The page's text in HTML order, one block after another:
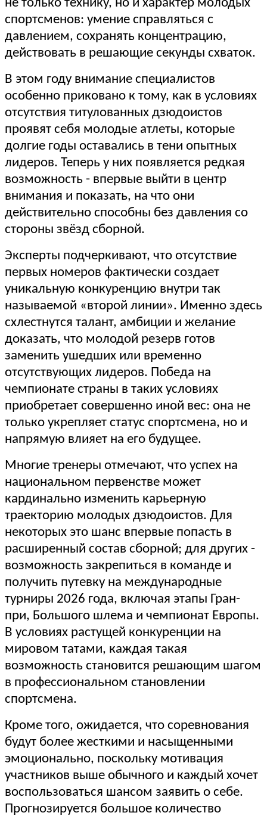
не только технику, но и характер молодых
спортсменов: умение справляться с
давлением, сохранять концентрацию,
действовать в решающие секунды схваток.
В этом году внимание специалистов
особенно приковано к тому, как в условиях
отсутствия титулованных дзюдоистов
проявят себя молодые атлеты, которые
долгие годы оставались в тени опытных
лидеров. Теперь у них появляется редкая
возможность - впервые выйти в центр
внимания и показать, на что они
действительно способны без давления со
стороны звёзд сборной.
Эксперты подчеркивают, что отсутствие
первых номеров фактически создает
уникальную конкуренцию внутри так
называемой «второй линии». Именно здесь
схлестнутся талант, амбиции и желание
доказать, что молодой резерв готов
заменить ушедших или временно
отсутствующих лидеров. Победа на
чемпионате страны в таких условиях
приобретает совершенно иной вес: она не
только укрепляет статус спортсмена, но и
напрямую влияет на его будущее.
Многие тренеры отмечают, что успех на
национальном первенстве может
кардинально изменить карьерную
траекторию молодых дзюдоистов. Для
некоторых это шанс впервые попасть в
расширенный состав сборной; для других -
возможность закрепиться в команде и
получить путевку на международные
турниры 2026 года, включая этапы Гран-
при, Большого шлема и чемпионат Европы.
В условиях растущей конкуренции на
мировом татами, каждая такая
возможность становится решающим шагом
в профессиональном становлении
спортсмена.
Кроме того, ожидается, что соревнования
будут более жесткими и насыщенными
эмоционально, поскольку мотивация
участников выше обычного и каждый хочет
воспользоваться шансом заявить о себе.
Прогнозируется большое количество